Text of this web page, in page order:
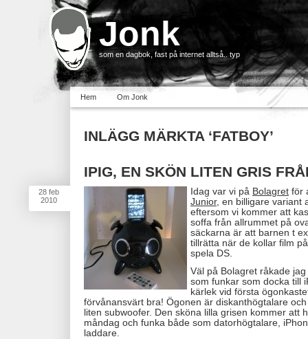
Jonk
som en dagbok, fast på internet alltså.. typ
Hem Om Jonk
INLÄGG MÄRKTA ‘FATBOY’
28 feb
2010
IPIG, EN SKÖN LITEN GRIS
Idag var vi på Bolagret för
Junior, en billigare variant
eftersom vi kommer att
soffa från allrummet på
säckarna är att barnen t
tillrätta när de kollar film
spela DS.
Väl på Bolagret råkade
som funkar som docka till
kärlek vid första
förvånansvärt bra! Ögonen är diskanthögtalare
liten subwoofer. Den sköna lilla grisen kommer att
måndag och funka både som datorhögtalare,
laddare.